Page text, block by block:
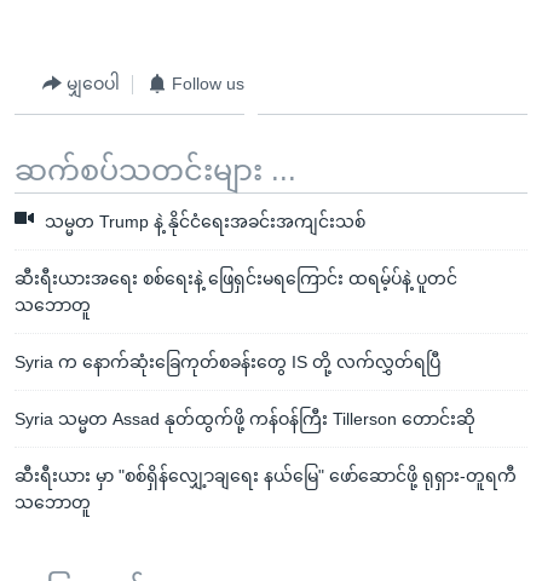
မျှဝေပါ Follow us
ဆက်စပ်သတင်းများ ...
သမ္မတ Trump နဲ့ နိုင်ငံရေးအခင်းအကျင်းသစ်
ဆီးရီးယားအရေး စစ်ရေးနဲ့ ဖြေရှင်းမရကြောင်း ထရမ့်ပ်နဲ့ ပူတင်
သဘောတူ
Syria က နောက်ဆုံးခြေကုတ်စခန်းတွေ IS တို့ လက်လွှတ်ရပြီ
Syria သမ္မတ Assad နုတ်ထွက်ဖို့ ကန်ဝန်ကြီး Tillerson တောင်းဆို
ဆီးရီးယား မှာ "စစ်ရှိန်လျှေ့ာချရေး နယ်မြေ" ဖော်ဆောင်ဖို့ ရုရှား-တူရကီ
သဘောတူ